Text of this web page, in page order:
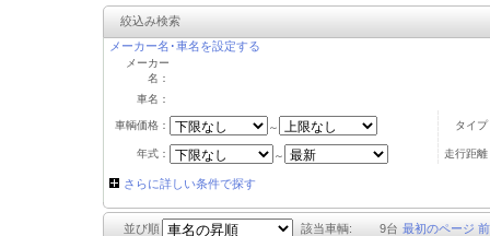
絞込み検索
メーカー名･車名を設定する
メーカー
名：
車名：
車輌価格： ～ タイプ
年式： ～ 走行距離
さらに詳しい条件で探す
並び順 該当車輌: 9台 最初のページ